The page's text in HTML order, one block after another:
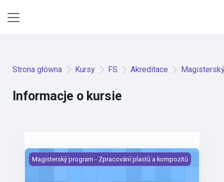
Strona główna Kursy FS Akreditace
Informacje o kursie
Diplomová práce 2
Magisterský program - Zpracování plastů a kompozitů